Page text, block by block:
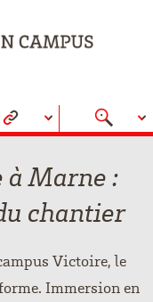
à Marne :
chantier
Victoire, le
Immersion en